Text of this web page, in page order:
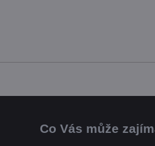
Co Vás může